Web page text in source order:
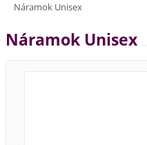
Náramok Unisex
Náramok Unisex